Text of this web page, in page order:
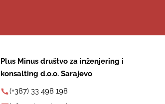
Plus Minus društvo za inženjering i
konsalting d.o.o. Sarajevo
(+387) 33 498 198